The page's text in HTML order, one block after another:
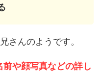
さんのようです。
や顔写真などの詳し